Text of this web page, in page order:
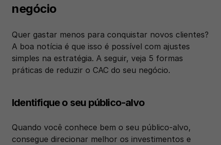
negócio
Quer gastar menos para conquistar novos clientes?
A boa notícia é que isso é possível com ajustes
simples na estratégia. A seguir, veja 5 formas
práticas de reduzir o CAC do seu negócio.
Identifique o seu público-alvo
Quando você conhece bem o seu público-alvo,
consegue direcionar melhor os investimentos e